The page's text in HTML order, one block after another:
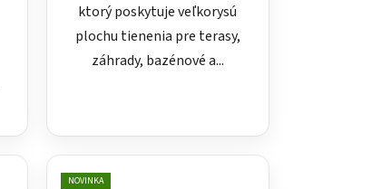
ktorý poskytuje veľkorysú
plochu tienenia pre terasy,
záhrady, bazénové a...
NOVINKA